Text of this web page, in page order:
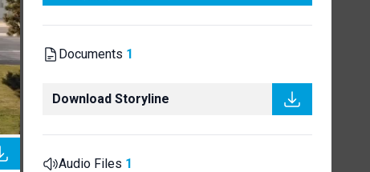
Documents 1
Download Storyline
Audio Files 1